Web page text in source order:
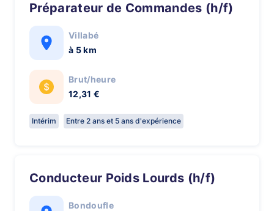
Préparateur de Commandes (h/f)
Villabé
à 5 km
Brut/heure
12,31 €
Intérim Entre 2 ans et 5 ans d'expérience
Conducteur Poids Lourds (h/f)
Bondoufle